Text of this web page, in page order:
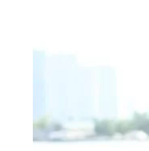
Data
Data
Chuyên
Chuyên
Chuyên
Trọn Bộ
Lập Trình
Tin Học Ứng
Thiết Kế (Design)